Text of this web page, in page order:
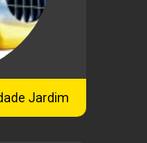
Jardim